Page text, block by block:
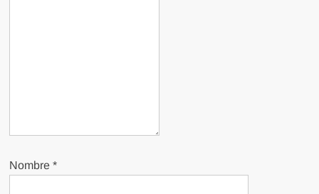
Nombre*